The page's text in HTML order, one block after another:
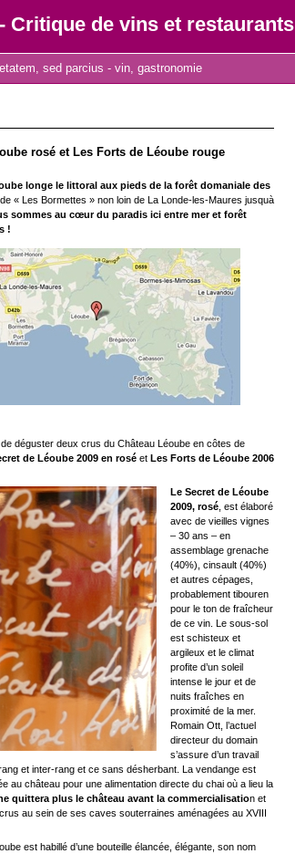
Critique de vins et restaurants
sed parcius - vin, gastronomie
rosé et Les Forts de Léoube rouge
longe le littoral aux pieds de la forêt domaniale des
« Les Bormettes » non loin de La Londe-les-Maures jusquà
sommes au cœur du paradis ici entre mer et forêt
!
de déguster deux crus du Château Léoube en côtes de
de Léoube 2009 en roséet Les Forts de Léoube 2006
Le Secret de Léoube
2009, rosé , est élaboré
avec de vieilles vignes
– 30 ans – en
assemblage grenache
(40%), cinsault (40%)
et autres cépages,
probablement tibouren
pour le ton de fraîcheur
de ce vin. Le sous-sol
est schisteux et
argileux et le climat
profite d’un soleil
intense le jour et de
nuits fraîches en
proximité de la mer.
Romain Ott, l’actuel
directeur du domain
s’assure d’un travail
et inter-rang et ce sans désherbant. La vendange est
au château pour une alimentation directe du chai où a lieu la
quittera plus le château avant la commercialisation et
au sein de ses caves souterraines aménagées au XVIII
est habillé d’une bouteille élancée, élégante, son nom